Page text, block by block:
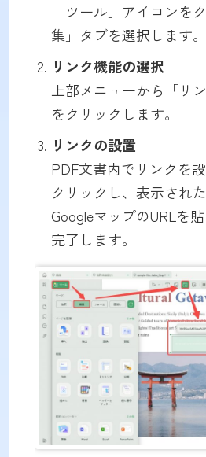
「ツール」アイコンを
集」タブを選択します。
リンク機能の選択
上部メニューから「リ
をクリックします。
リンクの設置
PDF文書内でリンクを
クリックし、表示され
GoogleマップのURLを
完了します。